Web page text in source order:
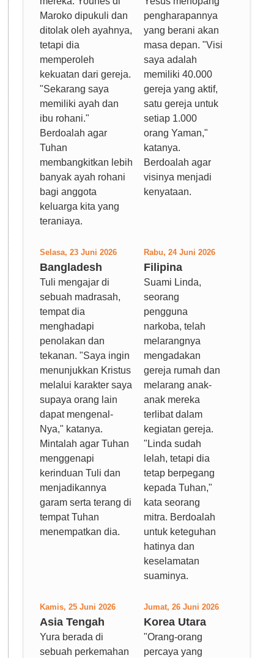
Maroko dipukuli dan
ditolak oleh ayahnya,
tetapi dia
memperoleh
kekuatan dari gereja.
"Sekarang saya
memiliki ayah dan
ibu rohani."
Berdoalah agar
Tuhan
membangkitkan lebih
banyak ayah rohani
bagi anggota
keluarga kita yang
teraniaya.
pengharapannya
yang berani akan
masa depan. "Visi
saya adalah
memiliki 40.000
gereja yang aktif,
satu gereja untuk
setiap 1.000
orang Yaman,"
katanya.
Berdoalah agar
visinya menjadi
kenyataan.
Selasa, 23 Juni 2026
Bangladesh
Tuli mengajar di
sebuah madrasah,
tempat dia
menghadapi
penolakan dan
tekanan. "Saya ingin
menunjukkan Kristus
melalui karakter saya
supaya orang lain
dapat mengenal-
Nya," katanya.
Mintalah agar Tuhan
menggenapi
kerinduan Tuli dan
menjadikannya
garam serta terang di
tempat Tuhan
menempatkan dia.
Rabu, 24 Juni 2026
Filipina
Suami Linda,
seorang
pengguna
narkoba, telah
melarangnya
mengadakan
gereja rumah dan
melarang anak-
anak mereka
terlibat dalam
kegiatan gereja.
"Linda sudah
lelah, tetapi dia
tetap berpegang
kepada Tuhan,"
kata seorang
mitra. Berdoalah
untuk keteguhan
hatinya dan
keselamatan
suaminya.
Kamis, 25 Juni 2026
Asia Tengah
Yura berada di
sebuah perkemahan
Jumat, 26 Juni 2026
Korea Utara
"Orang-orang
percaya yang